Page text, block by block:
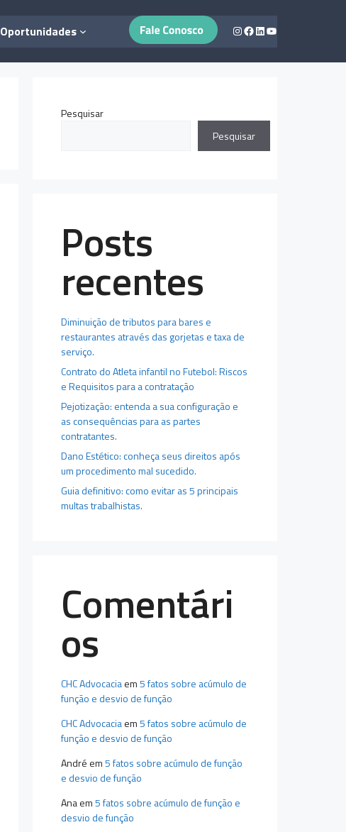
Oportunidades Instagram
Facebook
LinkedIn
Youtube
Pesquisar
Pesquisar
Posts
recentes
Diminuição de tributos para bares e
restaurantes através das gorjetas e taxa de
serviço.
Contrato do Atleta infantil no Futebol: Riscos
e Requisitos para a contratação
Pejotização: entenda a sua configuração e
as consequências para as partes
contratantes.
Dano Estético: conheça seus direitos após
um procedimento mal sucedido.
Guia definitivo: como evitar as 5 principais
multas trabalhistas.
Comentári
os
CHC Advocaciaem5 fatos sobre acúmulo de
função e desvio de função
CHC Advocaciaem5 fatos sobre acúmulo de
função e desvio de função
André em5 fatos sobre acúmulo de função
e desvio de função
Anaem5 fatos sobre acúmulo de função e
desvio de função